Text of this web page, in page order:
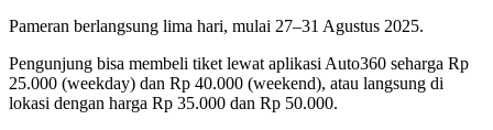
Pameran berlangsung lima hari, mulai 27–31 Agustus 2025.
Pengunjung bisa membeli tiket lewat aplikasi Auto360 seharga Rp
25.000 (weekday) dan Rp 40.000 (weekend), atau langsung di
lokasi dengan harga Rp 35.000 dan Rp 50.000.